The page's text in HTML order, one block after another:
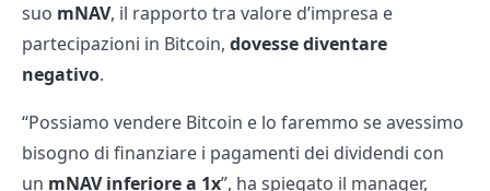
suo mNAV, il rapporto tra valore d’impresa e
partecipazioni in Bitcoin, dovesse diventare
negativo.
“Possiamo vendere Bitcoin e lo faremmo se avessimo
bisogno di finanziare i pagamenti dei dividendi con
un mNAV inferiore a 1x”, ha spiegato il manager,